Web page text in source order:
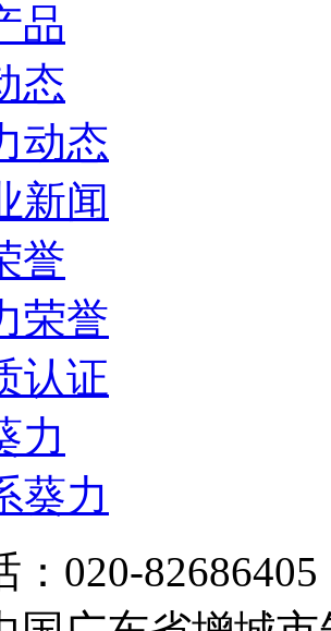
品
态
动态
新闻
誉
荣誉
认证
力
葵力
：020-